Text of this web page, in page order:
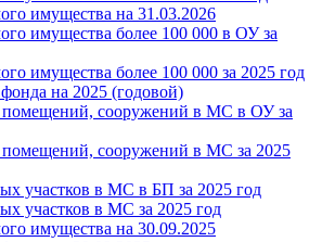
имущества на 31.03.2026
имущества более 100 000 в ОУ за
имущества более 100 000 за 2025 год
на 2025 (годовой)
помещений, сооружений в МС в ОУ за
помещений, сооружений в МС за 2025
участков в МС в БП за 2025 год
участков в МС за 2025 год
имущества на 30.09.2025